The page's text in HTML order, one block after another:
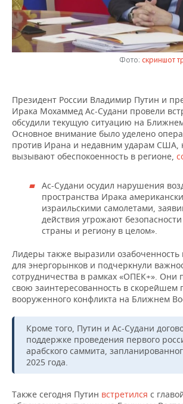
НЕФТЕХИМИЯ
НЕФТЬ
РОЗНИЧНАЯ ТОРГОВЛЯ
ТРАНСПОРТ
НОВОСТИ ТЕХНОЛОГИЙ
IT
ТЕЛЕКОММУНИКАЦИИ
МЕРОПРИЯТИЯ
НОВОСТИ МЕРОПРИЯТИЙ
БИЗНЕС-БРАНЧИ
ONLINE-КОНФЕРЕНЦИИ
ОТКРЫТАЯ ЛЕКЦИЯ
СПОРТ
ФУТБОЛ
ХОККЕЙ
БАСКЕТБОЛ
ВОЛЕЙБОЛ
КИБЕРСПОРТ
ВОДНЫЕ ВИДЫ СПОРТА
ХОККЕЙ С МЯЧОМ
НОВОСТИ ОБЩЕСТВА
ВЛАСТЬ
ИНФРАСТРУКТУРА
ИСТОРИЯ
КУЛЬТУРА
ОБРАЗОВАНИЕ
ПРОИСШЕСТВИЯ
ФОТОГАЛЕРЕЯ
СЮЖЕТЫ
СПРАВОЧНИК
СПИСОК ПЕРСОН
СПИСОК КОМПАНИЙ
ПОЛНАЯ ВЕРСИЯ
Фото: скриншот
Президент России Владимир Путин и
Ирака Мохаммед Ас-Судани провели
обсудили текущую ситуацию на
Основное внимание было уделено
против Ирана и недавним ударам США,
вызывают обеспокоенность в регионе,
Ас-Судани осудил нарушения
пространства Ирака
израильскими самолетами,
действия угрожают
страны и региону в целом».
Лидеры также выразили озабоченность
для энергорынков и подчеркнули
сотрудничества в рамках «ОПЕК+». Они
свою заинтересованность в
вооруженного конфликта на Ближнем
Кроме того, Путин и Ас-Судани
поддержке проведения первого
арабского саммита,
2025 года.
Также сегодня Путин встретился с